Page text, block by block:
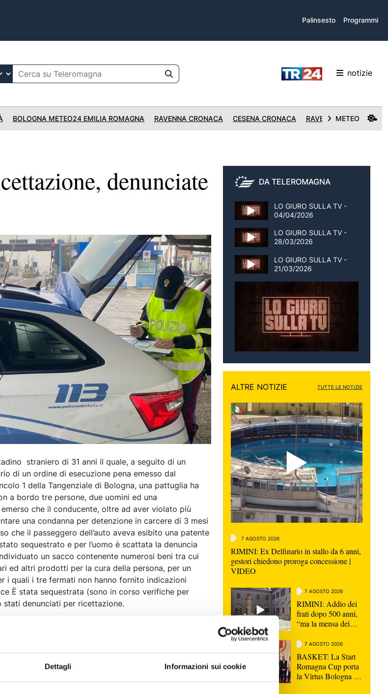
Dettagli Informazioni sui cookie
Palinsesto Programmi
notizie
BOLOGNA METEO24 EMILIA ROMAGNA RAVENNA CRONACA CESENA CRONACA RAVENNA CRONACA
METEO
denunciate
straniero di 31 anni il quale, a seguito di un
di un ordine di esecuzione pena emesso dal
1 della Tangenziale di Bologna, una pattuglia ha
a bordo tre persone, due uomini ed una
che il conducente, oltre ad aver violato più
una condanna per detenzione in carcere di 3 mesi
che il passeggero dell’auto aveva esibito una patente
sequestrato e per l’uomo è scattata la denuncia
un sacco contenente numerosi beni tra cui
ed altri prodotti per la cura della persona, per un
i quali i tre fermati non hanno fornito indicazioni
Ë stata sequestrata (sono in corso verifiche per
denunciati per ricettazione.
DA TELEROMAGNA
LO GIURO SULLA TV -
04/04/2026
LO GIURO SULLA TV -
28/03/2026
LO GIURO SULLA TV -
21/03/2026
ALTRE NOTIZIE TUTTE LE NOTIZIE
7 AGOSTO 2026
RIMINI: Ex Delfinario in stallo da 6 anni,
gestori chiedono proroga concessione |
VIDEO
7 AGOSTO 2026
RIMINI: Addio dei
frati dopo 500 anni,
“ma la mensa dei
VIDEO
7 AGOSTO 2026
BASKET: La Start
Romagna Cup porta
la Virtus Bologna sul